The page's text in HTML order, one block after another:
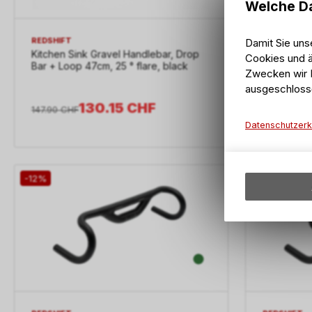
REDSHIFT
Kitchen Sink Gravel Handlebar, Drop
Bar + Loop 47cm, 25 ° flare, black
130.15CHF
147.90 CHF
REDSHIFT
Kitchen
Bar +
-12%
Welche
Damit Sie
Cookies und
Zwecken wir